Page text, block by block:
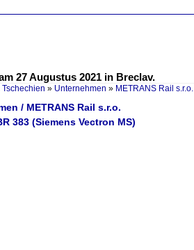
27 Augustus 2021 in Breclav.
Tschechien » Unternehmen » METRANS Rail s.r.o.
/ METRANS Rail s.r.o.
383 (Siemens Vectron MS)